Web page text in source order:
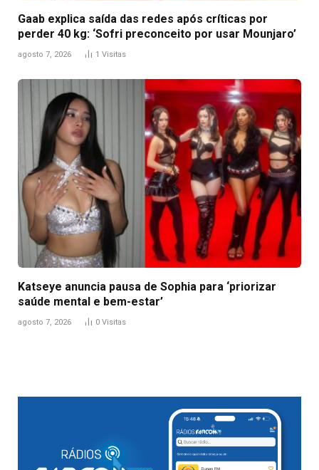
Gaab explica saída das redes após críticas por
perder 40 kg: ‘Sofri preconceito por usar Mounjaro’
agosto 7, 2026 1 Visitas
Katseye anuncia pausa de Sophia para ‘priorizar
saúde mental e bem-estar’
agosto 7, 2026 0 Visitas